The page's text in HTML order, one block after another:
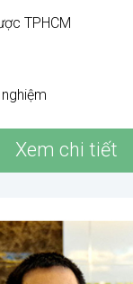
TPHCM
Xem chi tiết